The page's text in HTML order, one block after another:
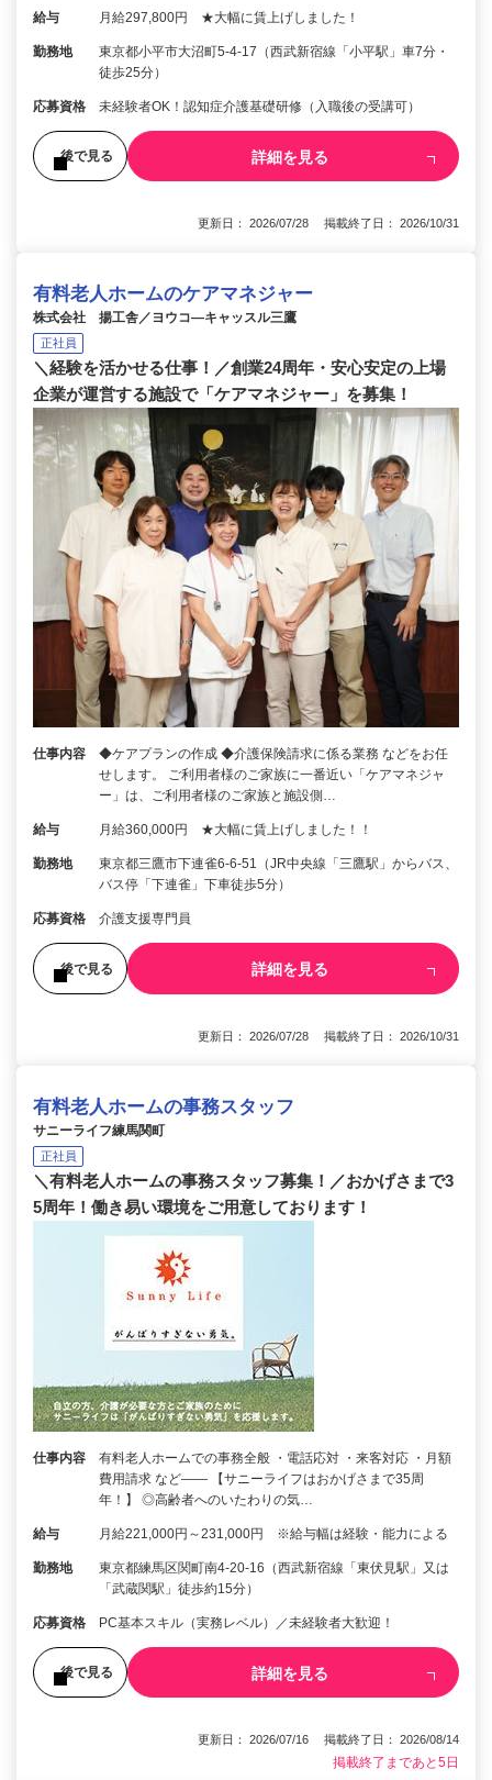
給与 月給297,800円 ★大幅に賃上げしました！
勤務地
東京都小平市大沼町5-4-17（西武新宿線「小平駅」車7分・
徒歩25分）
応募資格 未経験者OK！認知症介護基礎研修（入職後の受講可）
後で見る 詳細を見る
更新日： 2026/07/28 掲載終了日： 2026/10/31
有料老人ホームのケアマネジャー
株式会社 揚工舎／ヨウコ―キャッスル三鷹
正社員
＼経験を活かせる仕事！／創業24周年・安心安定の上場
企業が運営する施設で「ケアマネジャー」を募集！
仕事内容
◆ケアプランの作成 ◆介護保険請求に係る業務 などをお任
せします。 ご利用者様のご家族に一番近い「ケアマネジャ
ー」は、ご利用者様のご家族と施設側…
給与 月給360,000円 ★大幅に賃上げしました！！
勤務地
東京都三鷹市下連雀6‐6‐51（JR中央線「三鷹駅」からバス、
バス停「下連雀」下車徒歩5分）
応募資格 介護支援専門員
後で見る 詳細を見る
更新日： 2026/07/28 掲載終了日： 2026/10/31
有料老人ホームの事務スタッフ
サニーライフ練馬関町
正社員
＼有料老人ホームの事務スタッフ募集！／おかげさまで3
5周年！働き易い環境をご用意しております！
仕事内容
有料老人ホームでの事務全般 ・電話応対 ・来客対応 ・月額
費用請求 など―― 【サニーライフはおかげさまで35周
年！】 ◎高齢者へのいたわりの気…
給与 月給221,000円～231,000円 ※給与幅は経験・能力による
勤務地
東京都練馬区関町南4-20-16（西武新宿線「東伏見駅」又は
「武蔵関駅」徒歩約15分）
応募資格 PC基本スキル（実務レベル）／未経験者大歓迎！
後で見る 詳細を見る
更新日： 2026/07/16 掲載終了日： 2026/08/14
掲載終了まであと5日